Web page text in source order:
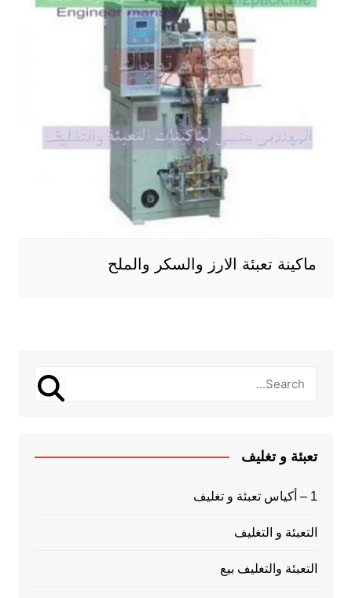
ماكينة تعبئة الارز والسكر والملح
تعبئة و تغليف
1 – أكياس تعبئة و تغليف
التعبئة و التغليف
التعبئة والتغليف بيع